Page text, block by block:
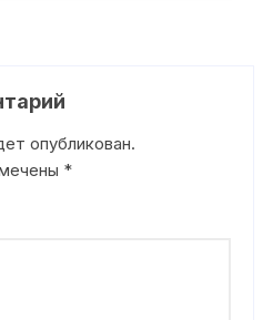
опубликован.
*